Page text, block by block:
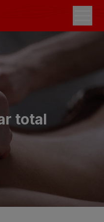
total